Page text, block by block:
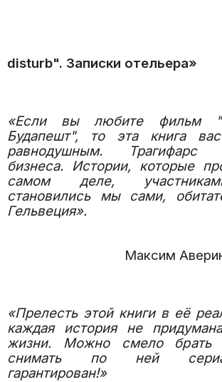
disturb". Записки отельера»
«Если вы любите фильм
Будапешт", то эта книга
равнодушным. Трагифарс
бизнеса. Истории, которые
самом деле,
становились мы сами,
Гельвеция».
Максим Аверин,
«Прелесть этой книги в её
каждая история не
жизни. Можно смело брать
снимать по ней
гарантирован!»